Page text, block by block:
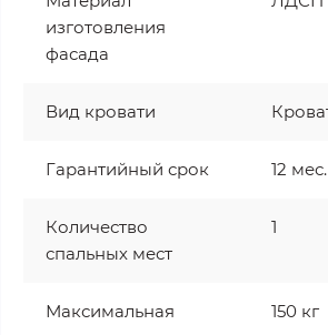
изготовления
фасада
Вид кровати
Гарантийный срок 12 мес.
Количество
спальных мест
1
Максимальная
150 кг